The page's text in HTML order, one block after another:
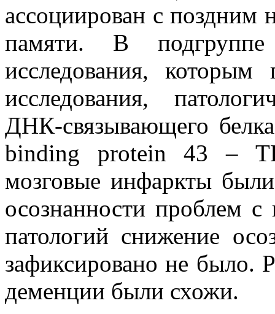
ассоциирован с поздним
памяти. В
исследования, которым
исследования,
ДНК-связывающего
binding protein 43 –
мозговые инфаркты
осознанности проблем
патологий снижение
зафиксировано не было.
деменции были схожи.